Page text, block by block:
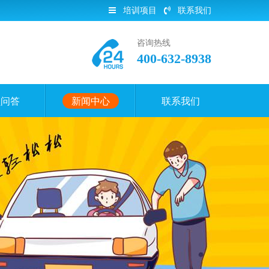
培训项目 联系我们
咨询热线
400-632-8938
答 新闻中心 联系我们